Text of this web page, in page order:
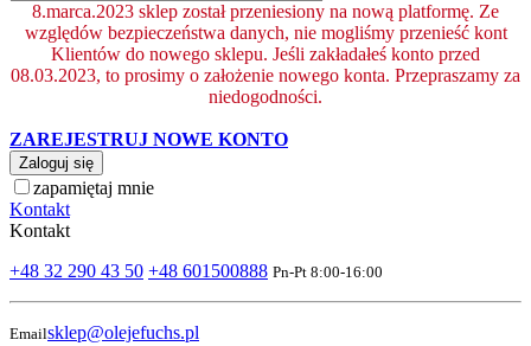
8.marca.2023 sklep został przeniesiony na nową platformę. Ze
względów bezpieczeństwa danych, nie mogliśmy przenieść kont
Klientów do nowego sklepu. Jeśli zakładałeś konto przed
08.03.2023, to prosimy o założenie nowego konta. Przepraszamy za
niedogodności.
ZAREJESTRUJ NOWE KONTO
Zaloguj się
zapamiętaj mnie
Kontakt
Kontakt
+48 32 290 43 50 +48 601500888 Pn-Pt 8:00-16:00
Emailsklep@olejefuchs.pl